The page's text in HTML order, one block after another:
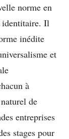
norme en
identitaire. Il
inédite
et
à
de
entreprises
stages pour